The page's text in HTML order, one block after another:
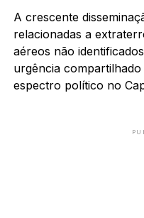
A crescente
relacionadas a
aéreos não
urgência
espectro político no